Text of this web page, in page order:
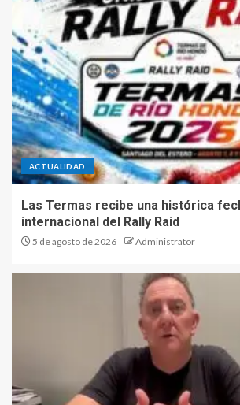
ACTUALIDAD
Las Termas recibe una histórica
internacional del Rally Raid
5 de agosto de 2026 Administrator